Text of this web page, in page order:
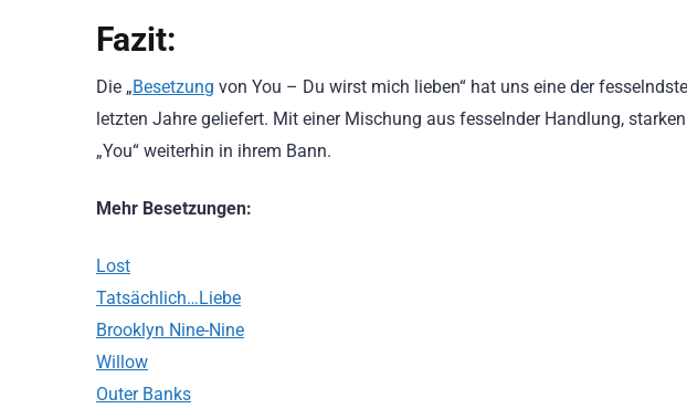
Fazit:
Die „Besetzung von You – Du wirst mich lieben“ hat uns eine der
letzten Jahre geliefert. Mit einer Mischung aus fesselnder Handlung,
„You“ weiterhin in ihrem Bann.
Mehr Besetzungen:
Lost
Tatsächlich…Liebe
Brooklyn Nine-Nine
Willow
Outer Banks